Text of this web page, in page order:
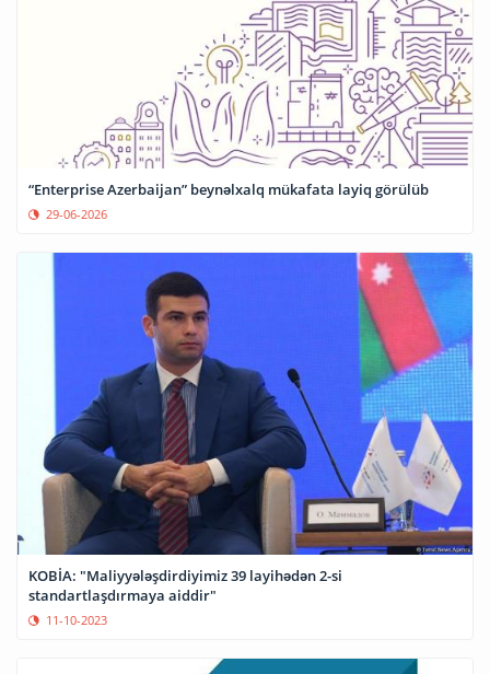
“Enterprise Azerbaijan” beynəlxalq mükafata layiq görülüb
29-06-2026
KOBİA: "Maliyyələşdirdiyimiz 39 layihədən 2-si
standartlaşdırmaya aiddir"
11-10-2023